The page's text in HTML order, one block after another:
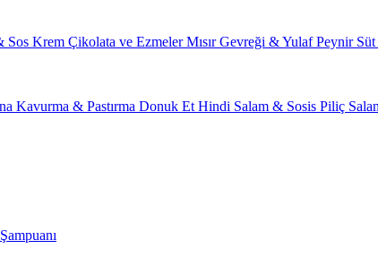
Sos Krem Çikolata ve EzmelerMısır Gevreği & YulafPeynir
Kavurma & Pastırma Donuk Et Hindi Salam & Sosis Piliç